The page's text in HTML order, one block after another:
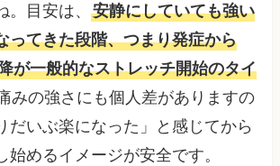
。目安は、安静にしていても強い
ってきた段階、つまり発症から
が一般的なストレッチ開始のタイ
みの強さにも個人差がありますの
だいぶ楽になった」と感じてから
始めるイメージが安全です。